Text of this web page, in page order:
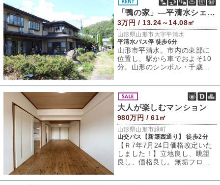
「鴨の家」—平清水シェアハウス—
3万円 / 13.24～14.08㎡
山形県山形市大字平清水
平清水バス停 徒歩6分
山形市平清水。市内の東部に
位置し、駅から車でおよそ10
分。山形のシンボル・千歳山
て知られるエリ
大人が楽しむマンション
980万円 / 61㎡
山形県山形市緑町
山交バス【新築西通り】 徒歩2分
【Ｒ7年7月24日価格改定いた
しました！】立地良し、眺望
良し、価格良し。無垢フロー